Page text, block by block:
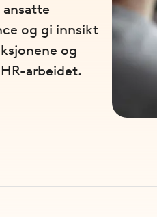
og gi innsikt
og
arbeidet.